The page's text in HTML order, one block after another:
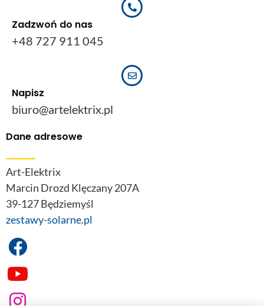
Zadzwoń do nas
+48 727 911 045
Napisz
biuro@artelektrix.pl
Dane adresowe
Art-Elektrix
Marcin Drozd Klęczany 207A
39-127 Będziemyśl
zestawy-solarne.pl